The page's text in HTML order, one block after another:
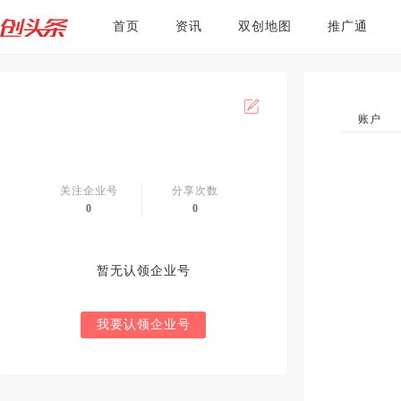
首页 资讯 双创地图 推广通
关注企业号
0
分享次数
0
暂无认领企业号
我要认领企业号
账户